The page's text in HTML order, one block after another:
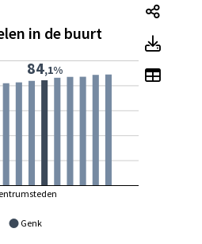
in de buurt
Genk
84,1%
Zich
Zich
Toon